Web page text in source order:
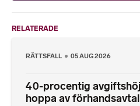
RELATERADE
RÄTTSFALL 05 AUG 2026
40-procentig
hoppa av förhandsavtal